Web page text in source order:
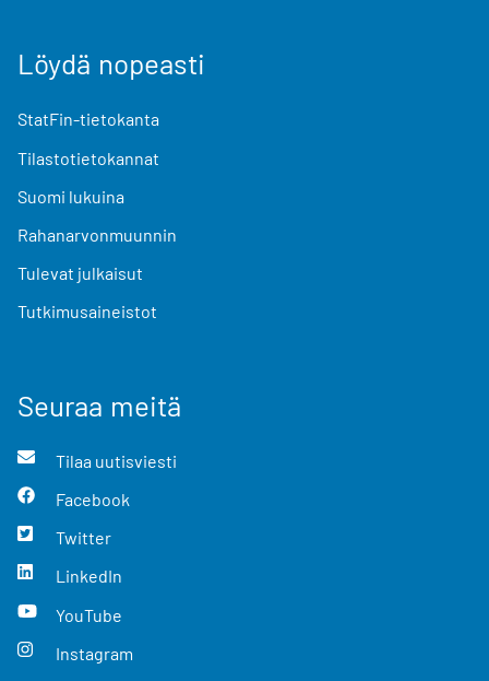
Löydä nopeasti
StatFin-tietokanta
Tilastotietokannat
Suomi lukuina
Rahanarvonmuunnin
Tulevat julkaisut
Tutkimusaineistot
Seuraa meitä
Tilaa uutisviesti
Facebook
Twitter
LinkedIn
YouTube
Instagram